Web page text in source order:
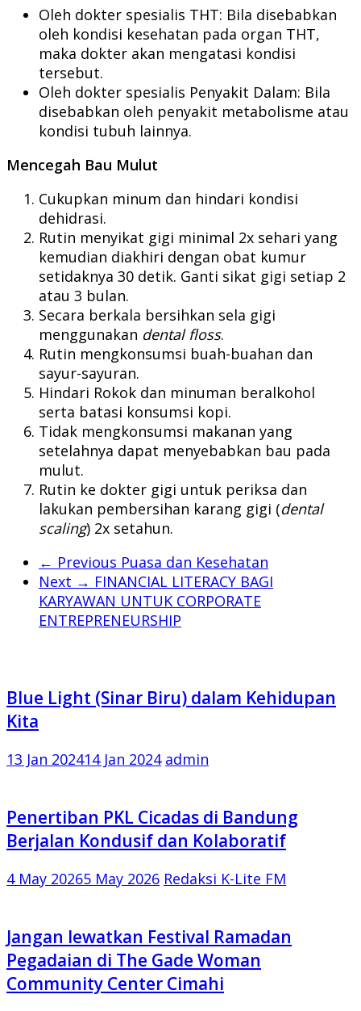
Oleh dokter spesialis THT: Bila disebabkan
oleh kondisi kesehatan pada organ THT,
maka dokter akan mengatasi kondisi
tersebut.
Oleh dokter spesialis Penyakit Dalam: Bila
disebabkan oleh penyakit metabolisme atau
kondisi tubuh lainnya.
Mencegah Bau Mulut
Cukupkan minum dan hindari kondisi
dehidrasi.
Rutin menyikat gigi minimal 2x sehari yang
kemudian diakhiri dengan obat kumur
setidaknya 30 detik. Ganti sikat gigi setiap 2
atau 3 bulan.
Secara berkala bersihkan sela gigi
menggunakan dental floss.
Rutin mengkonsumsi buah-buahan dan
sayur-sayuran.
Hindari Rokok dan minuman beralkohol
serta batasi konsumsi kopi.
Tidak mengkonsumsi makanan yang
setelahnya dapat menyebabkan bau pada
mulut.
Rutin ke dokter gigi untuk periksa dan
lakukan pembersihan karang gigi (dental
scaling) 2x setahun.
← Previous Puasa dan Kesehatan
Next → FINANCIAL LITERACY BAGI
KARYAWAN UNTUK CORPORATE
ENTREPRENEURSHIP
Blue Light (Sinar Biru) dalam Kehidupan
Kita
13 Jan 202414 Jan 2024 admin
Penertiban PKL Cicadas di Bandung
Berjalan Kondusif dan Kolaboratif
4 May 20265 May 2026 Redaksi K-Lite FM
Jangan lewatkan Festival Ramadan
Pegadaian di The Gade Woman
Community Center Cimahi